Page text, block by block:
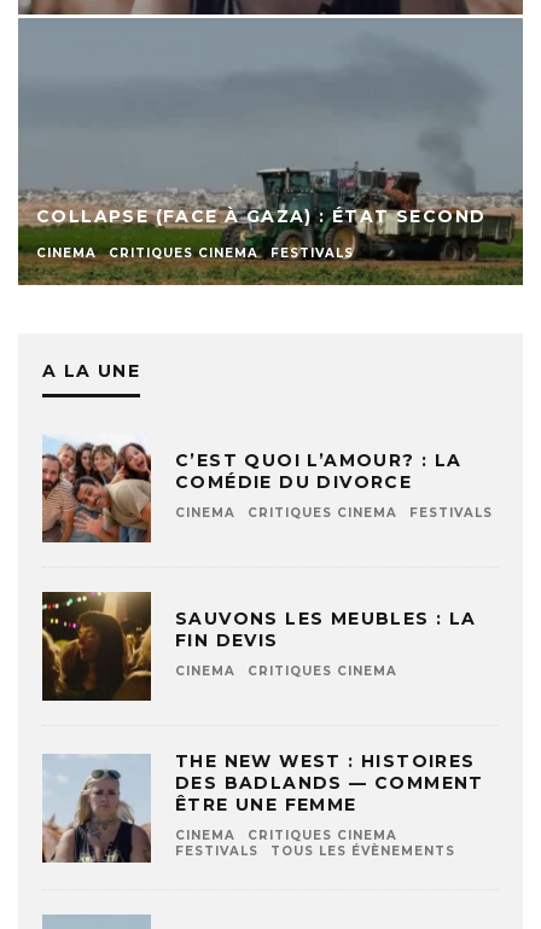
COLLAPSE (FACE À GAZA) : ÉTAT SECOND
CINEMA CRITIQUES CINEMA FESTIVALS
A LA UNE
C’EST QUOI L’AMOUR? : LA
COMÉDIE DU DIVORCE
CINEMA CRITIQUES CINEMA FESTIVALS
SAUVONS LES MEUBLES : LA
FIN DEVIS
CINEMA CRITIQUES CINEMA
THE NEW WEST : HISTOIRES
DES BADLANDS — COMMENT
ÊTRE UNE FEMME
CINEMA
CRITIQUES CINEMA
FESTIVALS
TOUS LES ÉVÈNEMENTS